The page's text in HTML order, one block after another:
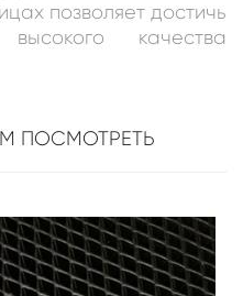
позволяет достичь
качества
ПОСМОТРЕТЬ